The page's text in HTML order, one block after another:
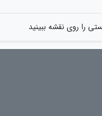
را روی نقشه ببینید